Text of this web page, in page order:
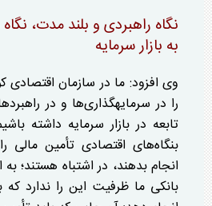
نگاه راهبردی و بلند مدت،
به بازار سرمایه
وی افزود: ما در سازمان اقتصادی
را در سرمایهگذاری‌ها و در
تابعه در بازار سرمایه داشته
بنگاه‌های اقتصادی تأمین مالی
انجام بدهند، در اشتباه هستند؛
بانکی ما ظرفیت این را ندارد که